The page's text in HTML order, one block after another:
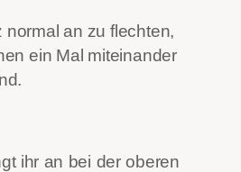
normal an zu flechten,
ein Mal miteinander
ihr an bei der oberen